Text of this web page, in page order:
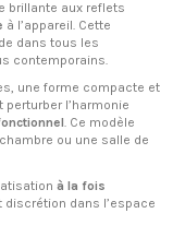
brillante aux reflets
à l’appareil. Cette
dans tous les
contemporains.
une forme compacte et
l’harmonie
. Ce modèle
ou une salle de
à la fois
discrétion dans l’espace